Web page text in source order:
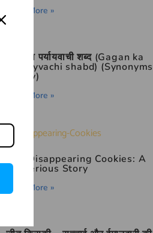
Read More »
गगन का पर्यायवाची शब्द (Gagan ka
paryayvachi shabd) (Synonyms
of Sky)
Read More »
The Disappearing Cookies: A
Mysterious Story
Read More »